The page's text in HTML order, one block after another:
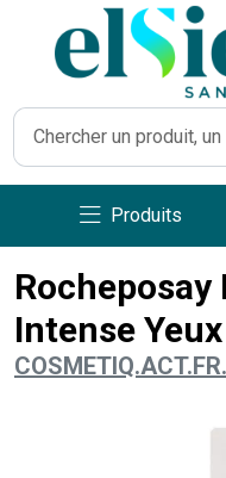
Produits
Rocheposay
Intense